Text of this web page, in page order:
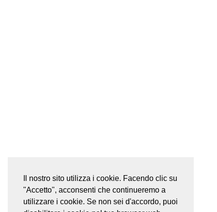
Il nostro sito utilizza i cookie. Facendo clic su
"Accetto", acconsenti che continueremo a
utilizzare i cookie. Se non sei d'accordo, puoi